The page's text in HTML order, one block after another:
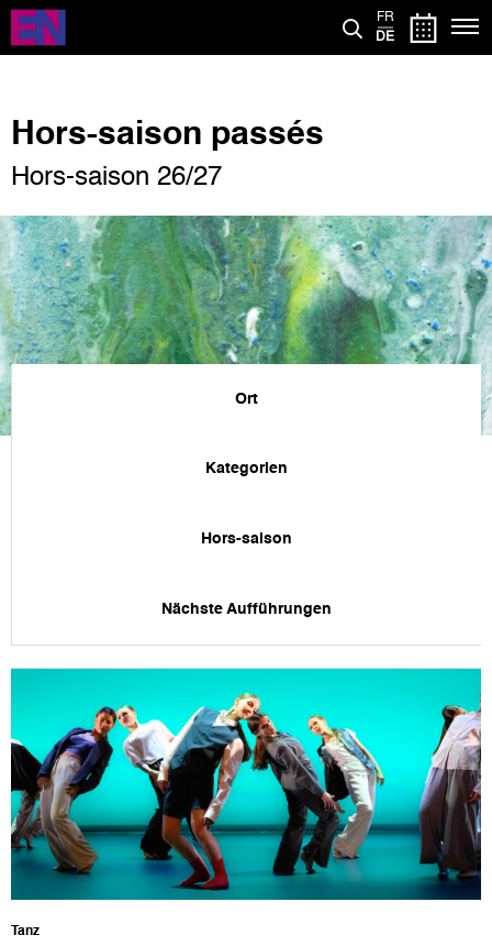
Direkt
zum
Inhalt
FR
DE
Hors-saison passés
Hors-saison 26/27
Ort
Kategorien
Hors-saison
Nächste Aufführungen
Tanz